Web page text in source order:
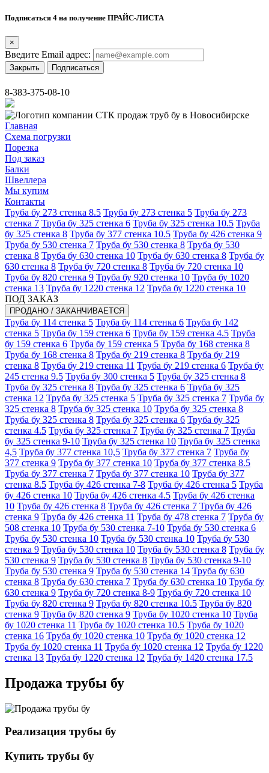
Подписаться 4 на получение ПРАЙС-ЛИСТА
×
Введите Email адрес:
Закрыть Подписаться
8-383-375-08-10
Главная
Схема погрузки
Порезка
Под заказ
Балки
Швеллера
Мы купим
Контакты
Труба бу 273 стенка 8.5 Труба бу 273 стенка 5 Труба бу 273
стенка 7 Труба бу 325 стенка 6 Труба бу 325 стенка 10.5 Труба
бу 325 стенка 8 Труба бу 377 стенка 10.5 Труба бу 426 стенка 9
Труба бу 530 стенка 7 Труба бу 530 стенка 8 Труба бу 530
стенка 8 Труба бу 630 стенка 10 Труба бу 630 стенка 8 Труба бу
630 стенка 8 Труба бу 720 стенка 8 Труба бу 720 стенка 10
Труба бу 820 стенка 9 Труба бу 920 стенка 10 Труба бу 1020
стенка 13 Труба бу 1220 стенка 12 Труба бу 1220 стенка 10
ПОД ЗАКАЗ
ПРОДАНО / ЗАКАНЧИВАЕТСЯ
Труба бу 114 стенка 5 Труба бу 114 стенка 6 Труба бу 142
стенка 5 Труба бу 159 стенка 6 Труба бу 159 стенка 4.5 Труба
бу 159 стенка 6 Труба бу 159 стенка 5 Труба бу 168 стенка 8
Труба бу 168 стенка 8 Труба бу 219 стенка 8 Труба бу 219
стенка 8 Труба бу 219 стенка 11 Труба бу 219 стенка 6 Труба бу
245 стенка 9.5 Труба бу 300 стенка 5 Труба бу 325 стенка 8
Труба бу 325 стенка 8 Труба бу 325 стенка 6 Труба бу 325
стенка 12 Труба бу 325 стенка 5 Труба бу 325 стенка 7 Труба бу
325 стенка 8 Труба бу 325 стенка 10 Труба бу 325 стенка 8
Труба бу 325 стенка 8 Труба бу 325 стенка 6 Труба бу 325
стенка 4.5 Труба бу 325 стенка 7 Труба бу 325 стенка 7 Труба
бу 325 стенка 9-10 Труба бу 325 стенка 10 Труба бу 325 стенка
4,5 Труба бу 377 стенка 10,5 Труба бу 377 стенка 7 Труба бу
377 стенка 9 Труба бу 377 стенка 10 Труба бу 377 стенка 8.5
Труба бу 377 стенка 7 Труба бу 377 стенка 10 Труба бу 377
стенка 8.5 Труба бу 426 стенка 7-8 Труба бу 426 стенка 5 Труба
бу 426 стенка 10 Труба бу 426 стенка 4.5 Труба бу 426 стенка
10 Труба бу 426 стенка 8 Труба бу 426 стенка 7 Труба бу 426
стенка 9 Труба бу 426 стенка 11 Труба бу 478 стенка 7 Труба бу
508 стенка 10 Труба бу 530 стенка 7-10 Труба бу 530 стенка 6
Труба бу 530 стенка 10 Труба бу 530 стенка 10 Труба бу 530
стенка 9 Труба бу 530 стенка 10 Труба бу 530 стенка 8 Труба бу
530 стенка 9 Труба бу 530 стенка 8 Труба бу 530 стенка 9-10
Труба бу 530 стенка 9 Труба бу 530 стенка 14 Труба бу 630
стенка 8 Труба бу 630 стенка 7 Труба бу 630 стенка 10 Труба бу
630 стенка 9 Труба бу 720 стенка 8-9 Труба бу 720 стенка 10
Труба бу 820 стенка 9 Труба бу 820 стенка 10.5 Труба бу 820
стенка 9 Труба бу 820 стенка 9 Труба бу 1020 стенка 10 Труба
бу 1020 стенка 11 Труба бу 1020 стенка 10.5 Труба бу 1020
стенка 16 Труба бу 1020 стенка 10 Труба бу 1020 стенка 12
Труба бу 1020 стенка 11 Труба бу 1020 стенка 12 Труба бу 1220
стенка 13 Труба бу 1220 стенка 12 Труба бу 1420 стенка 17.5
Продажа трубы бу
Реализация трубы бу
Купить трубы бу